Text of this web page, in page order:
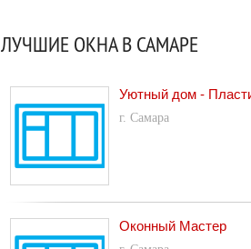
ЛУЧШИЕ ОКНА В САМАРЕ
Уютный дом -
г. Самара
Оконный Мастер